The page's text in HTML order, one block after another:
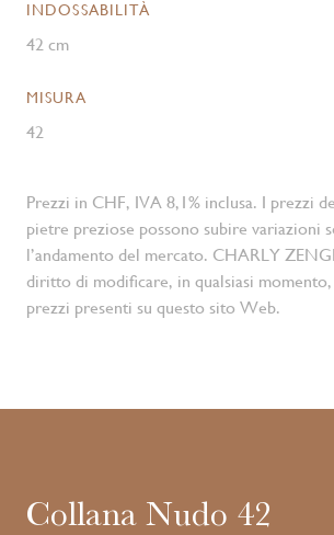
INDOSSABILITÀ
42 cm
MISURA
42
Prezzi in CHF, IVA 8,1% inclusa. I prezzi
pietre preziose possono subire variazioni
l’andamento del mercato. CHARLY
diritto di modificare, in qualsiasi
prezzi presenti su questo sito Web.
Collana Nudo 42